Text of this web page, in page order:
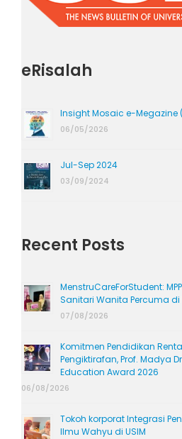
eRisalah
Insight Mosaic e-Megazine
06/05/2026
Jul-Sep 2024
03/09/2024
Recent Posts
MenstruCareForStudent:
Sanitari Wanita Percuma di
07/08/2026
Komitmen Pendidikan
Pengiktirafan, Prof. Madya
Education Award 2026
06/08/2026
Tokoh korporat Integrasi
Ilmu Wahyu di USIM